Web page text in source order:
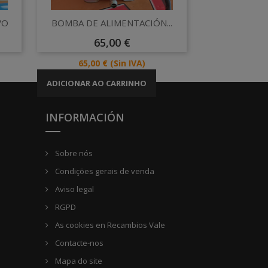
Vista rápida
BOMBA DE ALIMENTACIÓN...
Preço
65,00 €
Preço
65,00 € (Sin IVA)
ADICIONAR AO CARRINHO
INFORMACIÓN
Sobre nós
Condições gerais de venda
Aviso legal
RGPD
As cookies en Recambios Vale
Contacte-nos
Mapa do site